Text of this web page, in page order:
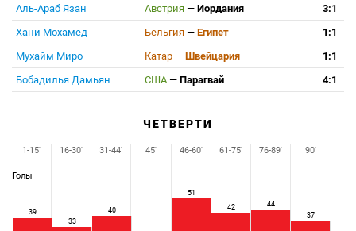
Аль-Араб Язан
Австрия — Иордания
3:1
Хани Мохамед
Бельгия — Египет
1:1
Мухайм Миро
Катар — Швейцария
1:1
Бобадилья Дамьян
США — Парагвай 4:1
ЧЕТВЕРТИ
Голы
39
33
40
51
42
44
37
1-15' 16-30' 31-44' 45' 46-60' 61-75' 76-89' 90'